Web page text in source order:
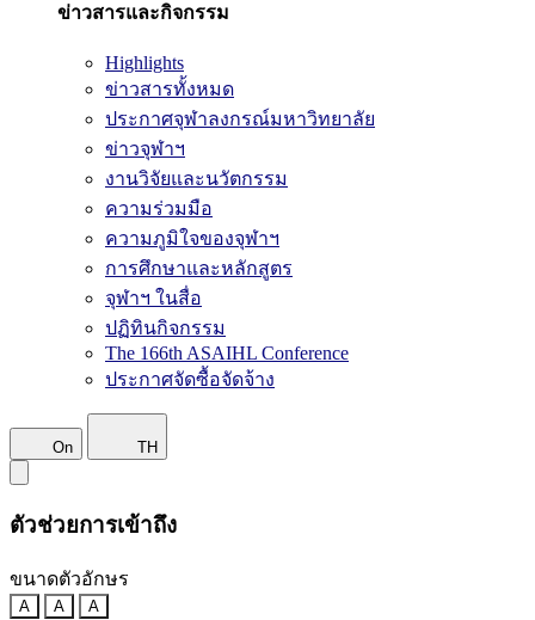
ข่าวสารและกิจกรรม
Highlights
ข่าวสารทั้งหมด
ประกาศจุฬาลงกรณ์มหาวิทยาลัย
ข่าวจุฬาฯ
งานวิจัยและนวัตกรรม
ความร่วมมือ
ความภูมิใจของจุฬาฯ
การศึกษาและหลักสูตร
จุฬาฯ ในสื่อ
ปฏิทินกิจกรรม
The 166th ASAIHL Conference
ประกาศจัดซื้อจัดจ้าง
On TH
ตัวช่วยการเข้าถึง
ขนาดตัวอักษร
A A A